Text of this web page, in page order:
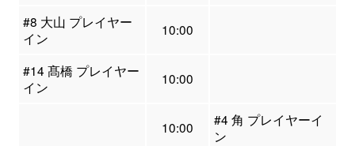
#8 大山 プレイヤー
イン
10:00
#14 髙橋 プレイヤー
イン
10:00
10:00
#4 角 プレイヤーイ
ン